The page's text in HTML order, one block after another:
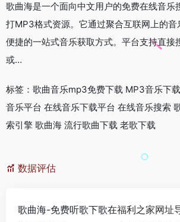
歌曲海是一个面向中文用户的免费在线音乐
打MP3格式资源。它通过聚合互联网上的
便捷的一站式音乐获取方式。平台支持直接
或…
标签：歌曲音乐mp3免费下载 MP3音乐下
音乐平台 在线音乐下载平台 在线音乐搜索
索引擎 歌曲海 流行歌曲下载 老歌下载
数据评估
歌曲海-免费听歌下歌在福利之家网址